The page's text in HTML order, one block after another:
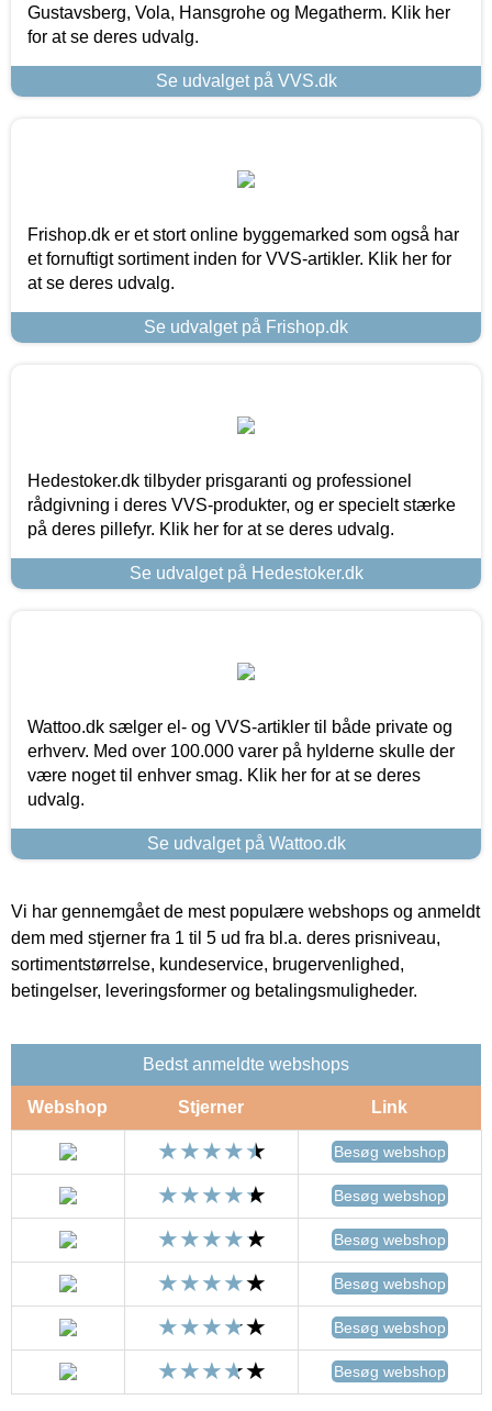
Gustavsberg, Vola, Hansgrohe og Megatherm. Klik her
for at se deres udvalg.
Se udvalget på VVS.dk
Frishop.dk er et stort online byggemarked som også har
et fornuftigt sortiment inden for VVS-artikler. Klik her for
at se deres udvalg.
Se udvalget på Frishop.dk
Hedestoker.dk tilbyder prisgaranti og professionel
rådgivning i deres VVS-produkter, og er specielt stærke
på deres pillefyr. Klik her for at se deres udvalg.
Se udvalget på Hedestoker.dk
Wattoo.dk sælger el- og VVS-artikler til både private og
erhverv. Med over 100.000 varer på hylderne skulle der
være noget til enhver smag. Klik her for at se deres
udvalg.
Se udvalget på Wattoo.dk
Vi har gennemgået de mest populære webshops og anmeldt
dem med stjerner fra 1 til 5 ud fra bl.a. deres prisniveau,
sortimentstørrelse, kundeservice, brugervenlighed,
betingelser, leveringsformer og betalingsmuligheder.
Bedst anmeldte webshops
Webshop Stjerner Link
Besøg webshop
Besøg webshop
Besøg webshop
Besøg webshop
Besøg webshop
Besøg webshop